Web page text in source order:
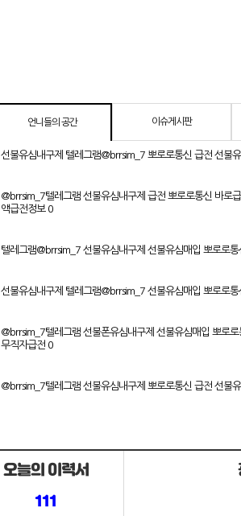
언니들의 공간 이슈게시판
선불유심내구제 텔레그램@brrsim_7 뽀로로통신 급전 선불
@brrsim_7텔레그램 선불유심내구제 급전 뽀로로통신 바로
액급전정보 0
텔레그램@brrsim_7 선불유심내구제 선불유심매입 뽀로로
선불유심내구제 텔레그램@brrsim_7 선불유심매입 뽀로로
@brrsim_7텔레그램 선불폰유심내구제 선불유심매입 뽀로
무직자급전 0
@brrsim_7텔레그램 선불유심내구제 뽀로로통신 급전 선불
오늘의 이력서
111